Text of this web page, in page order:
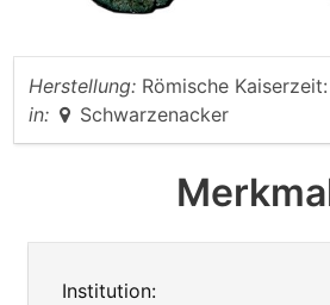
Herstellung: Römische
in:
Schwarzenacker
Institution: